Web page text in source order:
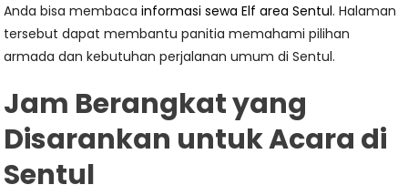
Anda bisa membacainformasi sewa Elf area Sentul. Halaman
tersebut dapat membantu panitia memahami pilihan
armada dan kebutuhan perjalanan umum di Sentul.
Jam Berangkat yang
Disarankan untuk Acara di
Sentul